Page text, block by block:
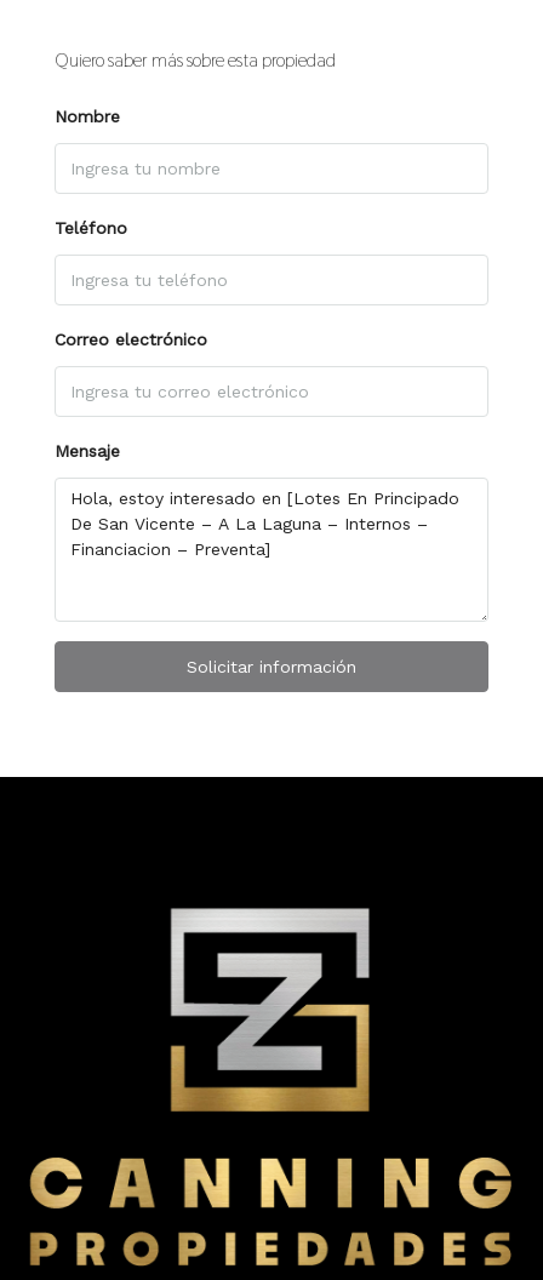
Quiero saber más sobre esta propiedad
Nombre
Teléfono
Correo electrónico
Mensaje
Solicitar información